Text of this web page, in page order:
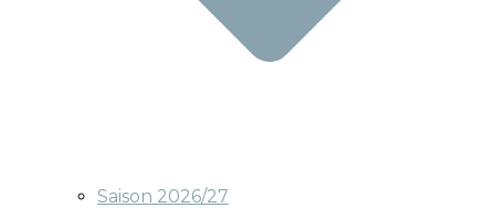
Saison 2026/27